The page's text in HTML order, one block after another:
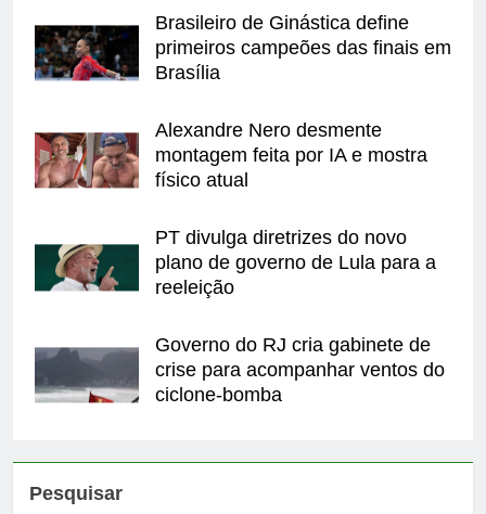
Brasileiro de Ginástica define
primeiros campeões das finais em
Brasília
Alexandre Nero desmente
montagem feita por IA e mostra
físico atual
PT divulga diretrizes do novo
plano de governo de Lula para a
reeleição
Governo do RJ cria gabinete de
crise para acompanhar ventos do
ciclone-bomba
Pesquisar